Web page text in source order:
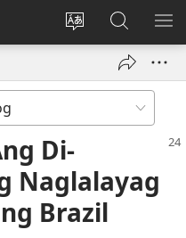
Baguhin
ng
Mag-
log
bubukas
bagong
window)
sa
JW.ORG
Di-
Naglalayag
Brazil